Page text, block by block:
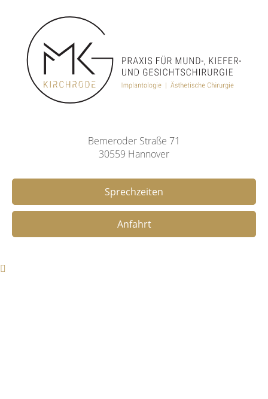
Bemeroder Straße 71
30559 Hannover
Sprechzeiten
Anfahrt